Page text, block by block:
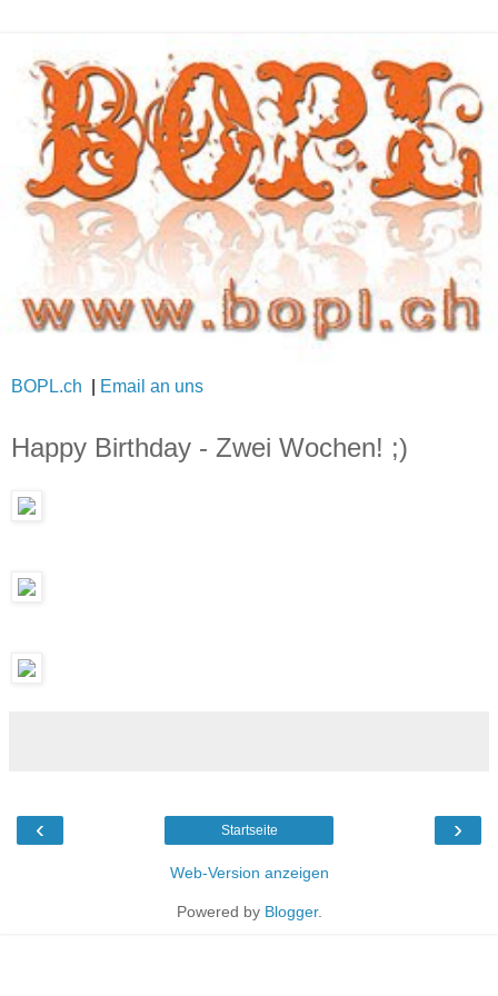
BOPL.ch Email an uns
Happy Birthday - Zwei Wochen! ;)
‹ ›
Startseite
Web-Version anzeigen
Powered by Blogger.